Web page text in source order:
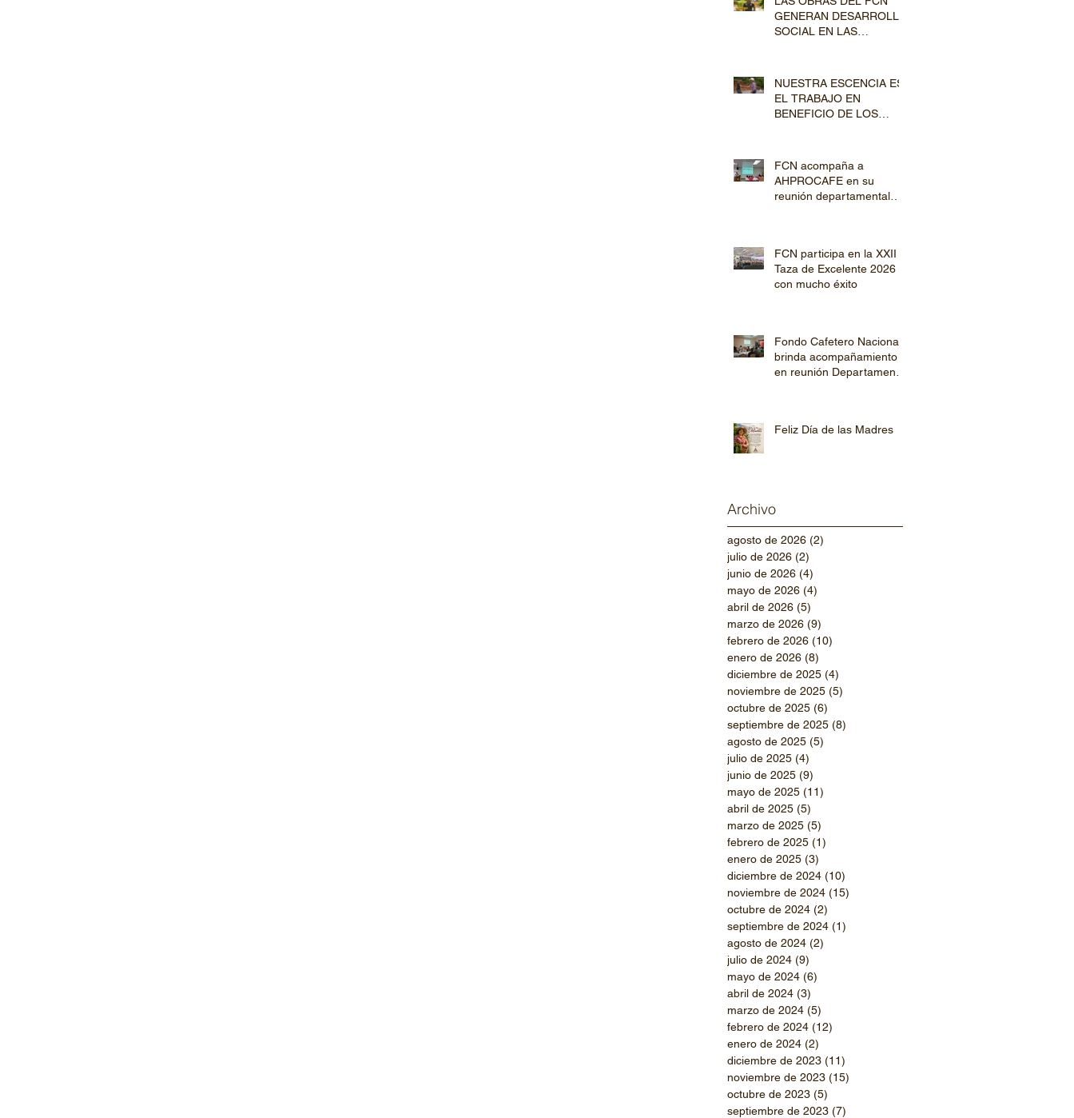
GENERAN DESARROLLO
SOCIAL EN LAS
NUESTRA ESCENCIA ES
EL TRABAJO EN
BENEFICIO DE LOS
FCN acompaña a
AHPROCAFE en su
reunión departamental
FCN participa en la XXII
Taza de Excelente 2026
con mucho éxito
Fondo Cafetero Nacional
brinda acompañamiento
en reunión Departamental
Feliz Día de las Madres
Archivo
agosto de 2026 (2)
julio de 2026 (2)
junio de 2026 (4)
mayo de 2026 (4)
abril de 2026 (5)
marzo de 2026 (9)
febrero de 2026 (10)
enero de 2026 (8)
diciembre de 2025 (4)
noviembre de 2025 (5)
octubre de 2025 (6)
septiembre de 2025 (8)
agosto de 2025 (5)
julio de 2025 (4)
junio de 2025 (9)
mayo de 2025 (11)
abril de 2025 (5)
marzo de 2025 (5)
febrero de 2025 (1)
enero de 2025 (3)
diciembre de 2024 (10)
noviembre de 2024 (15)
octubre de 2024 (2)
septiembre de 2024 (1)
agosto de 2024 (2)
julio de 2024 (9)
mayo de 2024 (6)
abril de 2024 (3)
marzo de 2024 (5)
febrero de 2024 (12)
enero de 2024 (2)
diciembre de 2023 (11)
noviembre de 2023 (15)
octubre de 2023 (5)
septiembre de 2023 (7)